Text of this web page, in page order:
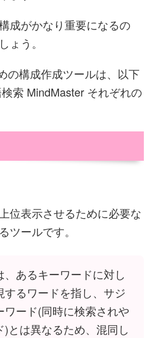
成がかなり重要になるの
ょう。
の構成作成ツールは、以下
索 MindMaster それぞれの
位表示させるために必要な
ツールです。
、あるキーワードに対し
するワードを指し、サジ
ワード(同時に検索されや
)とは異なるため、混同し